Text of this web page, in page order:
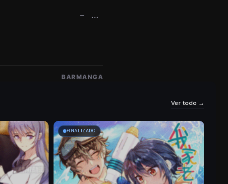
− …
BARMANGA
Ver todo →
FINALIZADO